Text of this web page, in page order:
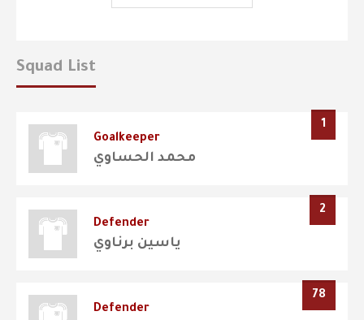
Squad List
1
Goalkeeper
محمد الحساوي
2
Defender
ياسين برناوي
78
Defender